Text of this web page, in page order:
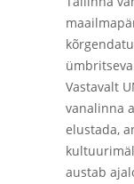
Vastavalt
vanalinna
elustada,
austab